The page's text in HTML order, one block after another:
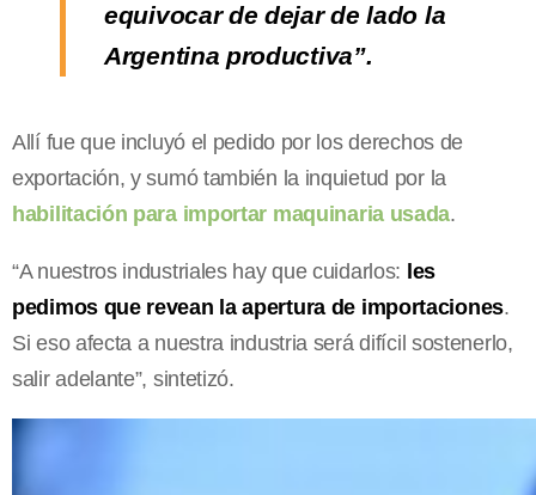
equivocar de dejar de lado la
Argentina productiva”.
Allí fue que incluyó el pedido por los derechos de
exportación, y sumó también la inquietud por la
habilitación para importar maquinaria usada.
“A nuestros industriales hay que cuidarlos: les
pedimos que revean la apertura de importaciones.
Si eso afecta a nuestra industria será difícil sostenerlo,
salir adelante”, sintetizó.